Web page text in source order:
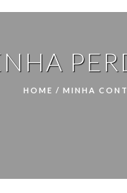
HOME / MINHA